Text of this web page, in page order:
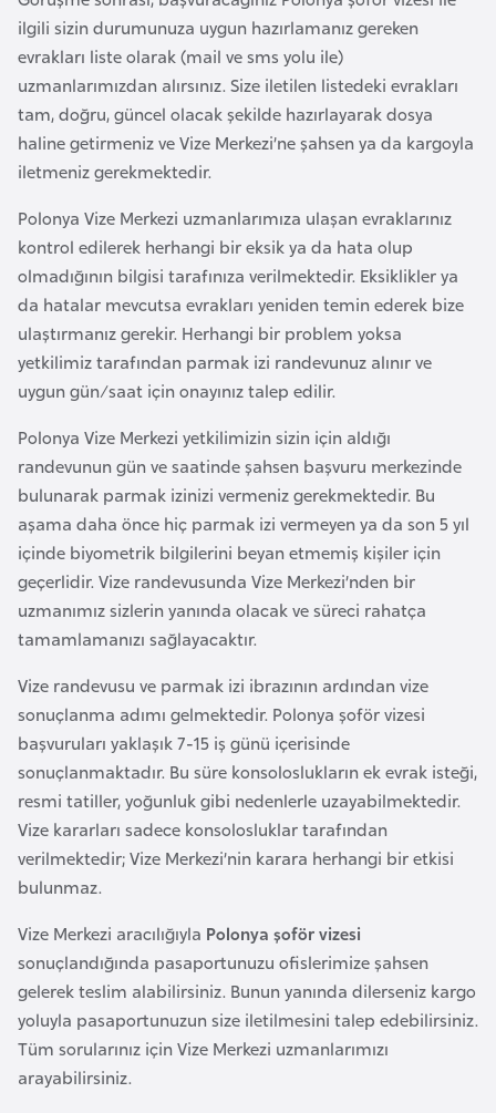
ilgili sizin durumunuza uygun hazırlamanız gereken
evrakları liste olarak (mail ve sms yolu ile)
uzmanlarımızdan alırsınız. Size iletilen listedeki evrakları
tam, doğru, güncel olacak şekilde hazırlayarak dosya
haline getirmeniz ve Vize Merkezi’ne şahsen ya da kargoyla
iletmeniz gerekmektedir.
Polonya Vize Merkezi uzmanlarımıza ulaşan evraklarınız
kontrol edilerek herhangi bir eksik ya da hata olup
olmadığının bilgisi tarafınıza verilmektedir. Eksiklikler ya
da hatalar mevcutsa evrakları yeniden temin ederek bize
ulaştırmanız gerekir. Herhangi bir problem yoksa
yetkilimiz tarafından parmak izi randevunuz alınır ve
uygun gün/saat için onayınız talep edilir.
Polonya Vize Merkezi yetkilimizin sizin için aldığı
randevunun gün ve saatinde şahsen başvuru merkezinde
bulunarak parmak izinizi vermeniz gerekmektedir. Bu
aşama daha önce hiç parmak izi vermeyen ya da son 5 yıl
içinde biyometrik bilgilerini beyan etmemiş kişiler için
geçerlidir. Vize randevusunda Vize Merkezi’nden bir
uzmanımız sizlerin yanında olacak ve süreci rahatça
tamamlamanızı sağlayacaktır.
Vize randevusu ve parmak izi ibrazının ardından vize
sonuçlanma adımı gelmektedir. Polonya şoför vizesi
başvuruları yaklaşık 7-15 iş günü içerisinde
sonuçlanmaktadır. Bu süre konsoloslukların ek evrak isteği,
resmi tatiller, yoğunluk gibi nedenlerle uzayabilmektedir.
Vize kararları sadece konsolosluklar tarafından
verilmektedir; Vize Merkezi’nin karara herhangi bir etkisi
bulunmaz.
Vize Merkezi aracılığıyla Polonya şoför vizesi
sonuçlandığında pasaportunuzu ofislerimize şahsen
gelerek teslim alabilirsiniz. Bunun yanında dilerseniz kargo
yoluyla pasaportunuzun size iletilmesini talep edebilirsiniz.
Tüm sorularınız için Vize Merkezi uzmanlarımızı
arayabilirsiniz.
i
m
a
r
k
a
D
e
m
o
k
r
a
t
i
k
K
o
n
g
o
B
u
l
g
a
r
i
s
t
a
n
E
r